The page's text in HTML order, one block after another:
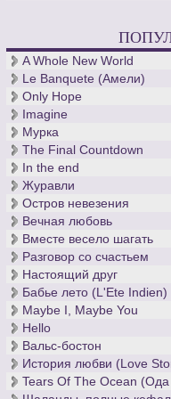
A Whole New World
Le Banquete (Амели)
Only Hope
Imagine
Мурка
The Final Countdown
In the end
Журавли
Остров невезения
Вечная любовь
Вместе весело шагать
Разговор со счастьем
Настоящий друг
Бабье лето (L'Ete Indien)
Maybe I, Maybe You
Hello
Вальс-бостон
История любви (Love
Tears Of The Ocean